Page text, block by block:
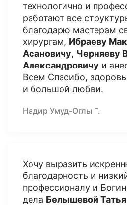
технологично и
работают все
благодарю мастерам
хирургам, Ибраеву
Асановичу, Черняеву
Александровичу и
Всем Спасибо,
и большой любви.
Надир Умуд-Оглы Г.
Хочу выразить
благодарность и
профессионалу и
дела Белышевой